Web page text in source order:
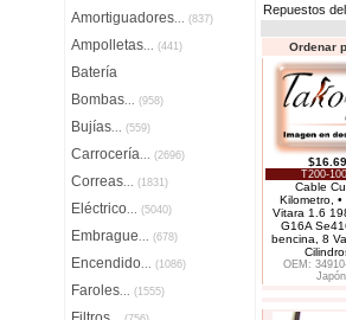
Amortiguadores... (837)
Ampolletas... (441)
Batería
Bombas... (958)
Bujías... (559)
Carrocería... (2696)
Correas... (1831)
Eléctrico... (5040)
Embrague... (678)
Encendido... (1086)
Faroles... (1555)
Repuestos del
Ordenar
T200-
Cable
Kilometro, •
Vitara 1.6
G16A
bencina, 8
OEM:
Japón